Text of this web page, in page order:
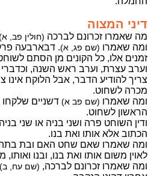
דיני המצוה
מה שאמרו זכרונם לברכה (חולין פב,
ומה שאמרו (שם פג, א). דבארבעה
זמנים אלו, כל הקונים מן הסתם
וערב עצרת, וערב ראש השנה, וכדברי
צריך להודיע הדבר, אבל הלוקח
מכרה לשחוט.
ומה שאמרו (שם פב א) דשניים
הראשון לשחוט.
ודין השוחט פרה ושני בניה או שני
הכתוב אלא אותו ואת בנו.
ומה שאמרו שאם שחט האם ובת בתה,
לאוין משום אותו ואת בנו, ובנו
ומה שאמרו זכרונם לברכה, (שם עח, ב)